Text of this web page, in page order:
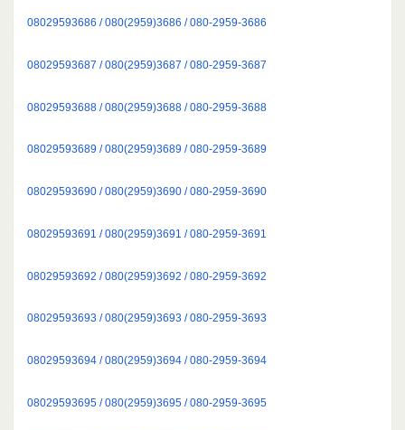
08029593686 / 080(2959)3686 / 080-2959-3686
08029593687 / 080(2959)3687 / 080-2959-3687
08029593688 / 080(2959)3688 / 080-2959-3688
08029593689 / 080(2959)3689 / 080-2959-3689
08029593690 / 080(2959)3690 / 080-2959-3690
08029593691 / 080(2959)3691 / 080-2959-3691
08029593692 / 080(2959)3692 / 080-2959-3692
08029593693 / 080(2959)3693 / 080-2959-3693
08029593694 / 080(2959)3694 / 080-2959-3694
08029593695 / 080(2959)3695 / 080-2959-3695